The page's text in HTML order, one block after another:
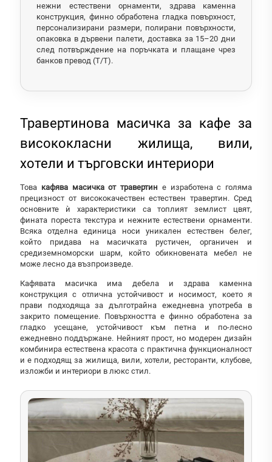
нежни естествени орнаменти, здрава каменна
конструкция, финно обработена гладка повърхност,
персонализирани размери, полирани повърхности,
опаковка в дървени палети, доставка за 15–20 дни
след потвърждение на поръчката и плащане чрез
банков превод (T/T).
Травертинова масичка за кафе за
висококласни жилища, вили,
хотели и търговски интериори
Това кафява масичка от травертин е изработена с голяма
прецизност от висококачествен естествен травертин. Сред
основните ѝ характеристики са топлият землист цвят,
фината пореста текстура и нежните естествени орнаменти.
Всяка отделна единица носи уникален естествен белег,
който придава на масичката рустичен, органичен и
средиземноморски шарм, който обикновената мебел не
може лесно да възпроизведе.
Кафявата масичка има дебела и здрава каменна
конструкция с отлична устойчивост и носимост, което я
прави подходяща за дълготрайна ежедневна употреба в
закрито помещение. Повърхността е финно обработена за
гладко усещане, устойчивост към петна и по-лесно
ежедневно поддържане. Нейният прост, но модерен дизайн
комбинира естествена красота с практична функционалност
и е подходящ за жилища, вили, хотели, ресторанти, клубове,
изложби и интериори в люкс стил.